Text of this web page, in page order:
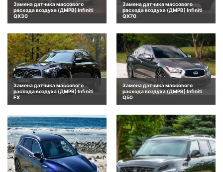
Замена датчика массового
расхода воздуха (ДМРВ) Infiniti
QX30
Замена датчика массового
расхода воздуха (ДМРВ) Infiniti
QX70
Замена датчика массового
расхода воздуха (ДМРВ) Infiniti
FX
Замена датчика массового
расхода воздуха (ДМРВ) Infiniti
Q50